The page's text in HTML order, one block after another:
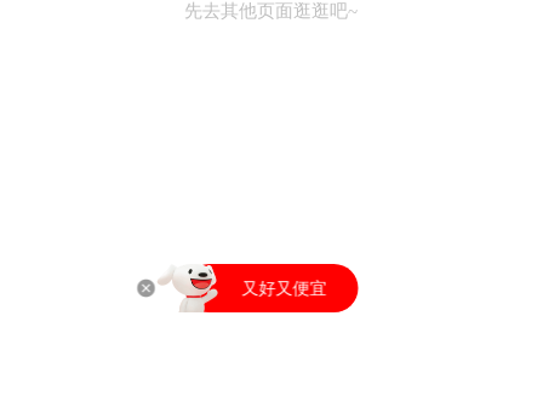
先去其他页面逛逛吧~
又好又便宜